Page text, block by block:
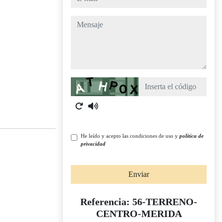
mensaje
Captcha
He leído y acepto las condiciones de uso y política de
privacidad
Enviar
Referencia: 56-TERRENO-
CENTRO-MERIDA